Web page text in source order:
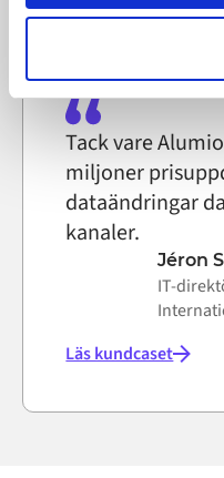
browser settings
functioning of the
party ad networks for
on the internet
Tack vare
miljoner
dataändringar
kanaler.
Jéron
IT-
Läs kundcaset